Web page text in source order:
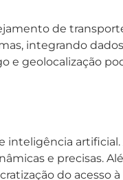
de
integrando
e geolocalização
inteligência artificial.
e precisas.
do acesso